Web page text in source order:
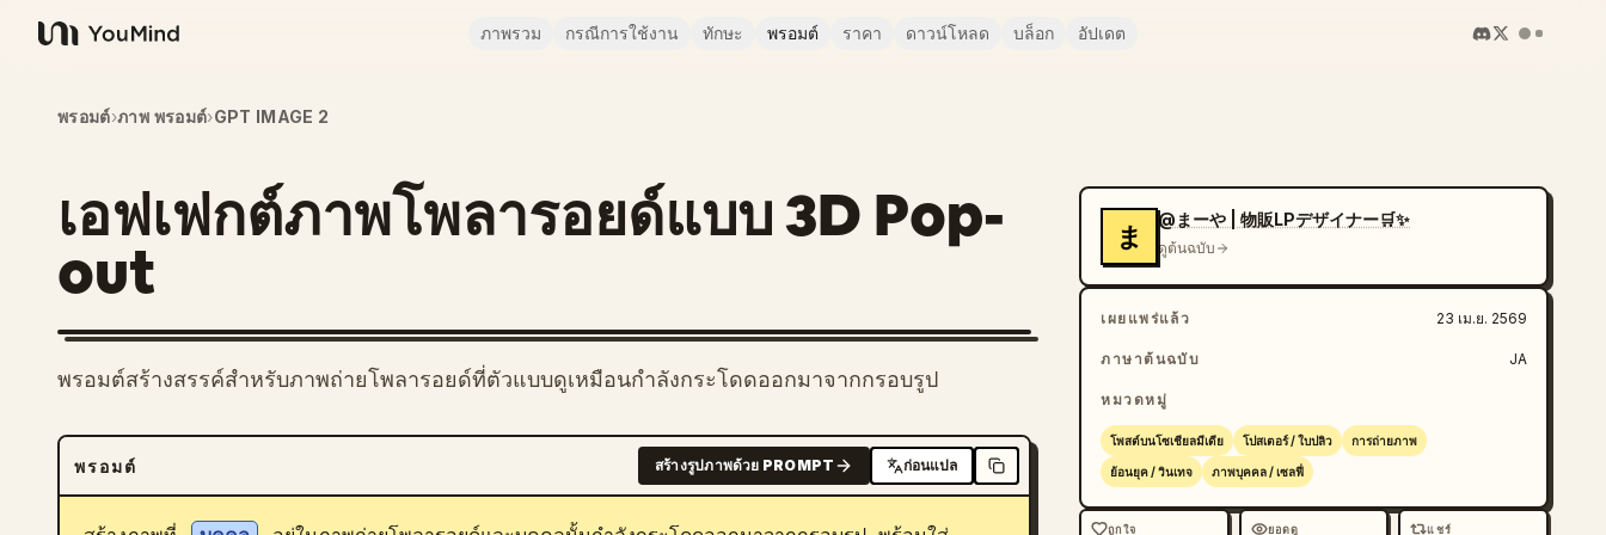
YouMind
ภาพรวม กรณีการใช้งาน ทักษะ พรอมต์ ราคา ดาวน์โหลด บล็อก อัปเดต
พรอมต์›ภาพ พรอมต์›GPT IMAGE 2
เอฟเฟกต์ภาพโพลารอยด์แบบ 3D Pop-
out
พรอมต์สร้างสรรค์สำหรับภาพถ่ายโพลารอยด์ที่ตัวแบบดูเหมือนกำลังกระโดดออกมาจากกรอบรูป
พรอมต์ สร้างรูปภาพด้วย PROMPT ก่อนแปล
ま
@まーや | 物販LPデザイナー🛒✨
ดูต้นฉบับ
เผยแพร่แล้ว 23 เม.ย. 2569
ภาษาต้นฉบับ JA
หมวดหมู่
โพสต์บนโซเชียลมีเดีย โปสเตอร์ / ใบปลิว การถ่ายภาพ
ย้อนยุค / วินเทจ ภาพบุคคล / เซลฟี่
ถูกใจ ยอดดู แชร์